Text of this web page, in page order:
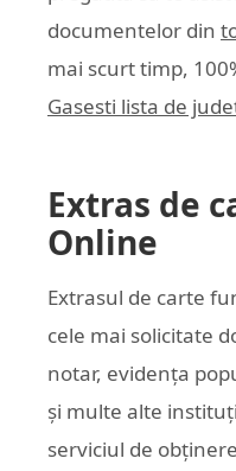
documentelor din
mai scurt timp,
Gasesti lista de
Extras de
Online
Extrasul de carte
cele mai solicitate
notar, evidența
și multe alte
serviciul de